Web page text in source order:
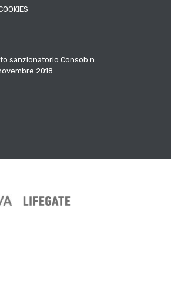
sanzionatorio Consob n.
2018